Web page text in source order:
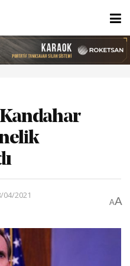
Kandahar
04/2021
AA